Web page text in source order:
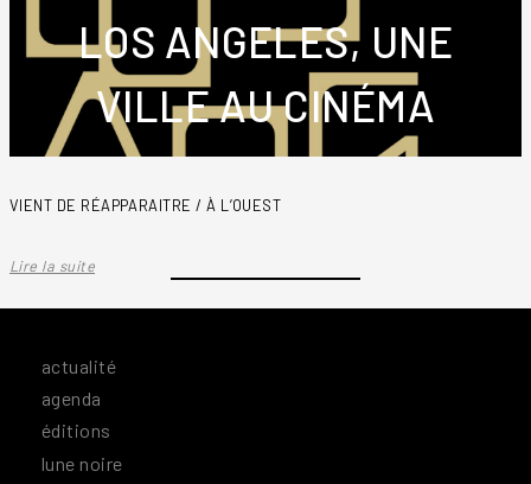
LOS ANGELES, UNE
VILLE AU CINÉMA
VIENT DE RÉAPPARAITRE / À L’OUEST
Lire la suite
actualité
agenda
éditions
lune noire